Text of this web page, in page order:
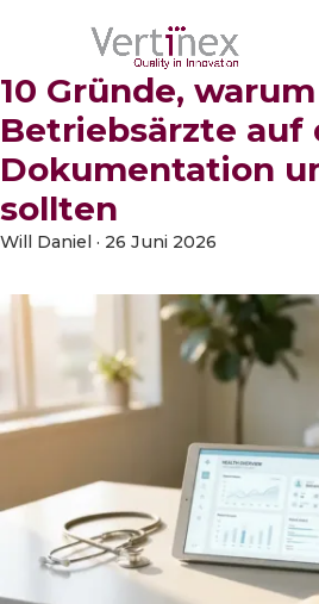
10 Gründe, warum
Betriebsärzte auf
Dokumentation
sollten
Will Daniel · 26 Juni 2026